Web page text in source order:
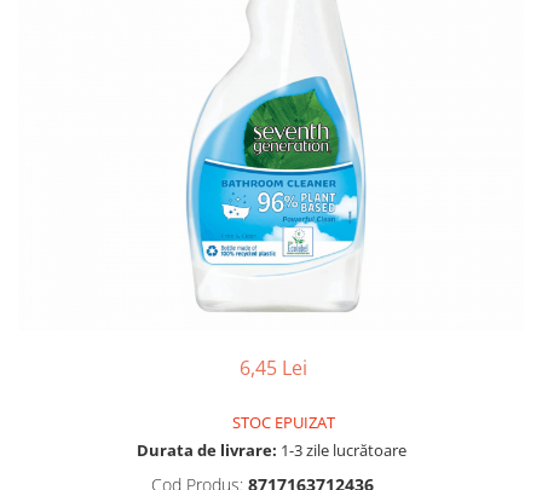
Echipamente de curăţenie
Folie aluminiu,folie alimentara
Produse pentru curatarea tenului
Sapun lichid, sapun
6,45 Lei
STOC EPUIZAT
Durata de livrare: 1-3 zile lucrătoare
Cod Produs: 8717163712436